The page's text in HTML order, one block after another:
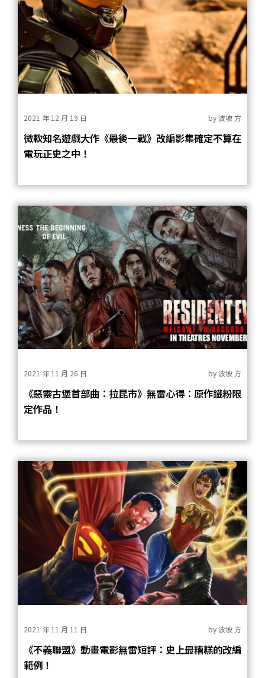
2021 年 12 月 19 日 by波坡 方
微軟知名遊戲大作《最後一戰》改編影集確定不算在
電玩正史之中！
2021 年 11 月 26 日 by波坡 方
《惡靈古堡首部曲：拉昆市》無雷心得：原作鐵粉限
定作品！
2021 年 11 月 11 日 by波坡 方
《不義聯盟》動畫電影無雷短評：史上最糟糕的改編
範例！